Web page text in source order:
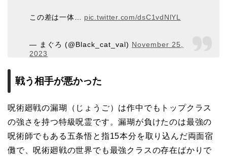
この差は一体… pic.twitter.com/dsC1vdNlYL
— まぐろ (@Black_cat_val) November 25,
2023
戦う相手が悪かった
呪術廻戦の漏瑚（じょうご）は作中でもトップクラス
の強さを持つ特級呪霊です。漏瑚が負けたのは最強の
呪術師でもある五条悟と指15本分を取り込んだ両面宿
儺で、呪術廻戦の世界でも最強クラスの存在ばかりで